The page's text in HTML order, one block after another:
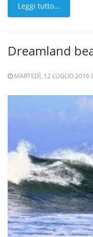
Leggi tutto...
Dreamland
MARTEDÌ, 12 LUGLIO 2016